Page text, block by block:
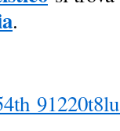
.
4th 91220t8lu